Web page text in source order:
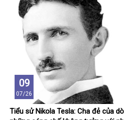
09
07/26
Tiểu sử Nikola Tesla: Cha đẻ của